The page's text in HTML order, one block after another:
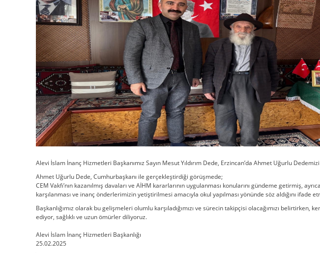
Alevi İslam İnanç Hizmetleri Başkanımız Sayın Mesut Yıldırım Dede, Erzincan’da Ahmet Uğurlu
Ahmet Uğurlu Dede, Cumhurbaşkanı ile gerçekleştirdiği görüşmede;
CEM Vakfı’nın kazanılmış davaları ve AİHM kararlarının uygulanması konularını gündeme getirmiş,
karşılanması ve inanç önderlerimizin yetiştirilmesi amacıyla okul yapılması yönünde söz aldığını ifade
Başkanlığımız olarak bu gelişmeleri olumlu karşıladığımızı ve sürecin takipçisi olacağımızı belirtirken,
ediyor, sağlıklı ve uzun ömürler diliyoruz.
Alevi İslam İnanç Hizmetleri Başkanlığı
25.02.2025